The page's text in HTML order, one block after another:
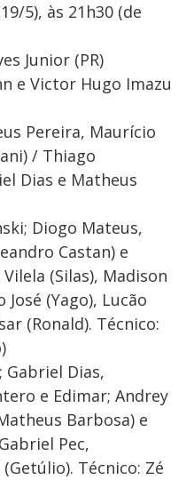
5), às 21h30 (de
Junior (PR)
e Victor Hugo Imazu
Pereira, Maurício
/ Thiago
Dias e Matheus
Diogo Mateus,
Castan) e
(Silas), Madison
(Yago), Lucão
(Ronald). Técnico:
Gabriel Dias,
e Edimar; Andrey
Barbosa) e
Pec,
Técnico: Zé